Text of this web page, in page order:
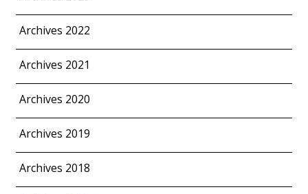
Archives 2022
Archives 2021
Archives 2020
Archives 2019
Archives 2018